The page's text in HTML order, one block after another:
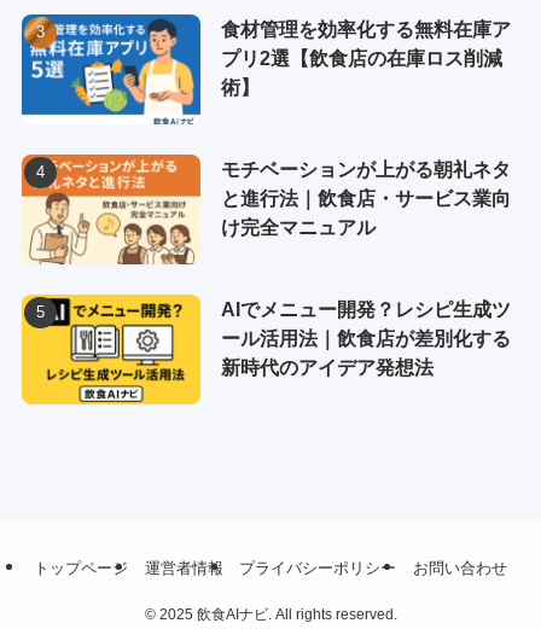
食材管理を効率化する無料在庫ア
プリ2選【飲食店の在庫ロス削減
術】
モチベーションが上がる朝礼ネタ
と進行法｜飲食店・サービス業向
け完全マニュアル
AIでメニュー開発？レシピ生成ツ
ール活用法｜飲食店が差別化する
新時代のアイデア発想法
トップページ 運営者情報 プライバシーポリシー お問い合わせ
©2025 飲食AIナビ. All rights reserved.